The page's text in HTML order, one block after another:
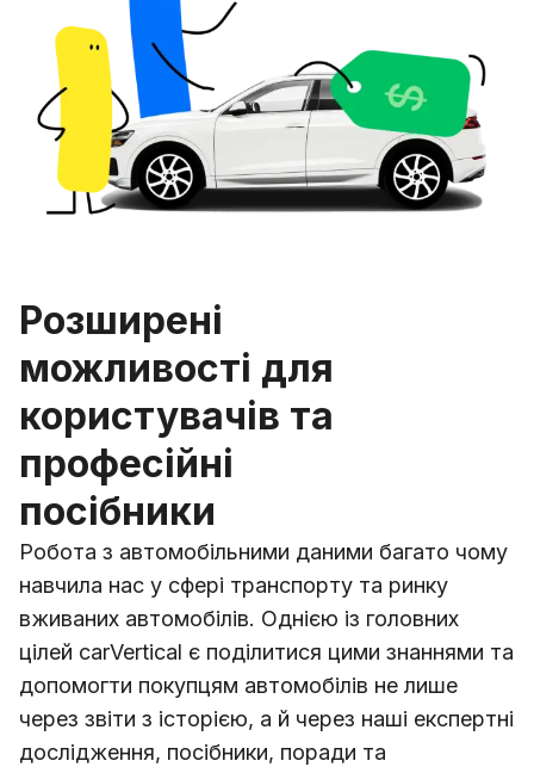
Розширені
можливості для
користувачів та
професійні
посібники
Робота з автомобільними даними багато чому
навчила нас у сфері транспорту та ринку
вживаних автомобілів. Однією із головних
цілей carVertical є поділитися цими знаннями та
допомогти покупцям автомобілів не лише
через звіти з історією, а й через наші експертні
дослідження, посібники, поради та